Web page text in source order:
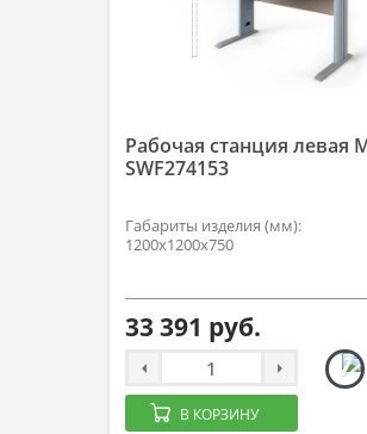
Рабочая станция левая
SWF274153
Габариты изделия (мм):
1200х1200х750
33 391 руб.
В КОРЗИНУ